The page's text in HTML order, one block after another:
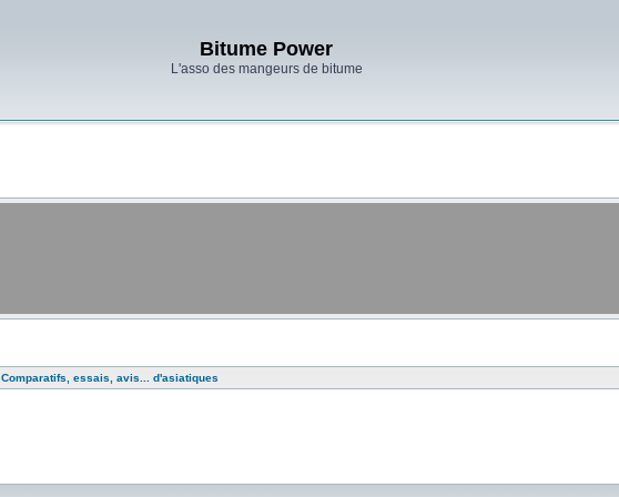
Bitume Power
L'asso des mangeurs de bitume
Comparatifs, essais, avis... d'asiatiques